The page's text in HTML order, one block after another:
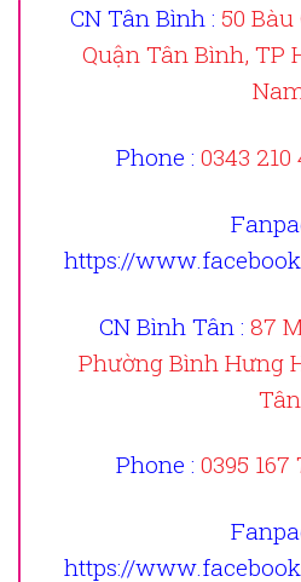
CN Tân Bình : 50 Bàu
Quận Tân Bình, TP
Phone : 0343
https://
CN Bình Tân : 87
Phường Bình Hưng
Tân
Phone : 0395
https://